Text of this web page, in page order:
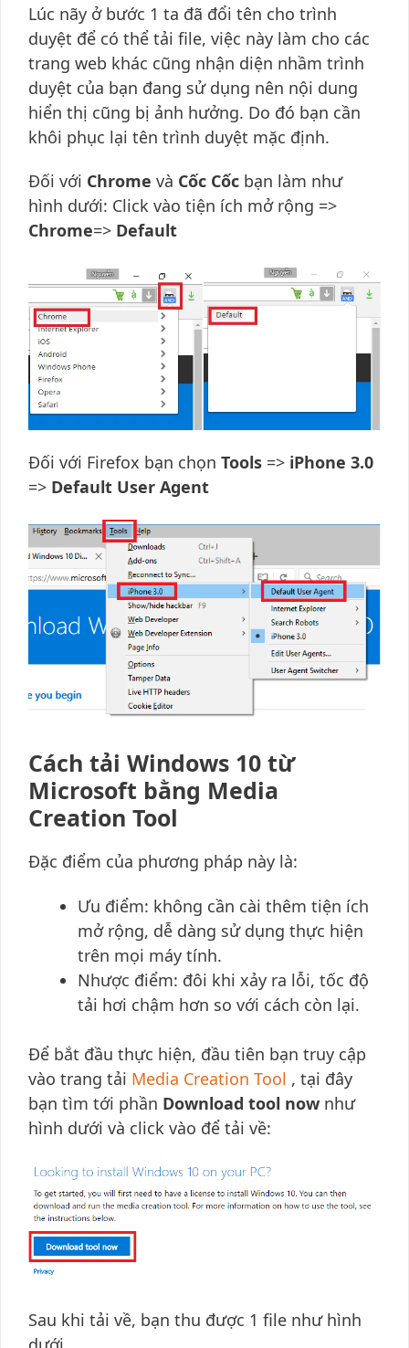
Lúc nãy ở bước 1 ta đã đổi tên cho trình
duyệt để có thể tải file, việc này làm cho các
trang web khác cũng nhận diện nhầm trình
duyệt của bạn đang sử dụng nên nội dung
hiển thị cũng bị ảnh hưởng. Do đó bạn cần
khôi phục lại tên trình duyệt mặc định.
Đối với Chrome và Cốc Cốc bạn làm như
hình dưới: Click vào tiện ích mở rộng =>
Chrome=> Default
Đối với Firefox bạn chọn Tools => iPhone 3.0
=> Default User Agent
Cách tải Windows 10 từ
Microsoft bằng Media
Creation Tool
Đặc điểm của phương pháp này là:
Ưu điểm: không cần cài thêm tiện ích
mở rộng, dễ dàng sử dụng thực hiện
trên mọi máy tính.
Nhược điểm: đôi khi xảy ra lỗi, tốc độ
tải hơi chậm hơn so với cách còn lại.
Để bắt đầu thực hiện, đầu tiên bạn truy cập
vào trang tải Media Creation Tool , tại đây
bạn tìm tới phần Download tool now như
hình dưới và click vào để tải về:
Sau khi tải về, bạn thu được 1 file như hình